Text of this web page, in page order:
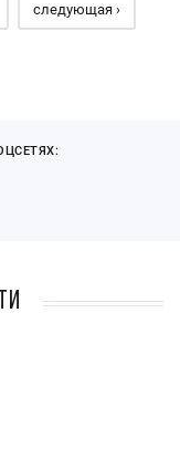
следующая ›